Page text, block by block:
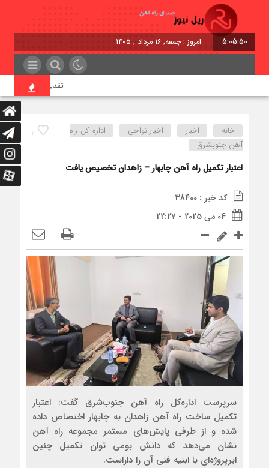
5:05:50 امروز : جمعه, ۱۶ مرداد , ۱۴۰۵
تقدیر معاون اول
6 خانه اخبار اخبار نواحی
اداره كل راه
آهن جنوبشرق
اعتبار تکمیل راه آهن چابهار – زاهدان تخصیص یافت
کد خبر : 38400
04 می 2025 - 22:27
سرپرست اداره‌کل راه آهن جنوب‌شرق گفت: اعتبار
تکمیل ساخت راه آهن زاهدان به چابهار اختصاص داده
شده و از طرفی پایش‌های مستمر مجموعه راه آهن
نشان می‌دهد که دانش بومی توان تکمیل چنین
ابرپروژه‌ای با ابنیه فنی آن را داراست.